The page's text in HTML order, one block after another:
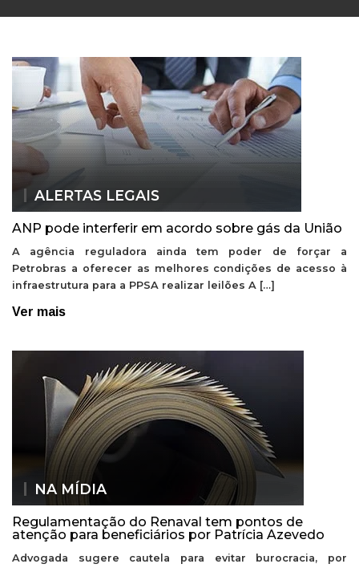
ALERTAS LEGAIS
ANP pode interferir em acordo sobre gás da União
A agência reguladora ainda tem poder de forçar a
Petrobras a oferecer as melhores condições de acesso à
infraestrutura para a PPSA realizar leilões A […]
Ver mais
NA MÍDIA
Regulamentação do Renaval tem pontos de
atenção para beneficiários por Patrícia Azevedo
Advogada sugere cautela para evitar burocracia, por